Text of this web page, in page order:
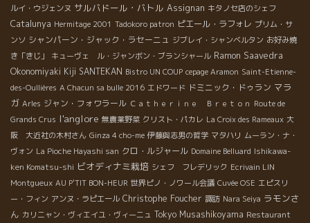
ルイ・ウジェンヌ サルバドール・バトル Assignan キタノセ店のシェフ
Catalunya Hermitage 2001 Tadokoro patron ピエール・ラフォレ プリム・サ
ンソ シャンパーン・ジャック・ラセーニュ ジブレイ・シャンベルタン お好み焼
き「きじ」
キューヴェ ル・ジャンボン・ブランシャール Ramon Saavedra
Okonomiyaki Kiji SANTEKAN Bistro UN COUP cepage Aramon Saint-Etienne-
des-Oullières A Chacun sa bulle 2016 エドワード ドミニック・ドゥラン マラ
ガ Arles ジャン・フォワラール Ｃａｔｈｅｒｉｎｅ Ｂｒｅｔｏｎ Route de
Grands Crus l'anglore 無農薬野菜 クリスト・パカレ La Croix des Rameaux 大
阪 大近社の木村さん Ginza 4 cho-me 伊藤與志男の哲学 マタハリ ムーラン・ナ・
ヴォン La Pioche Hayashi san クロ・ルジャール Domaine Belluard Ishikawa-
ken Komatsu-shi ビオディナミ栽培 シェフ フレデリック Ecrivain LIN
Montgueux AU P'TIT BON-HEUR 世界ピノ・ノワール会議 Cuvée OSE エピスリ
ー・フィン アンヌ・ラピエール Christophe Foucher 諏訪 Nara Seiya ラモンさ
ん カリニャン・ヴィエイユ・ヴィーニュ Tokyo Musashikoyama Restaurant